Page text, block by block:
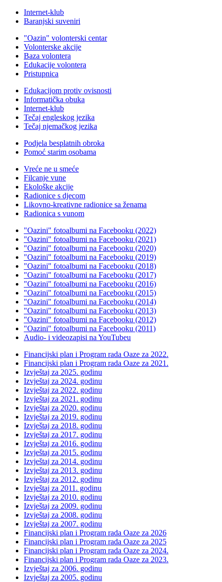
Internet-klub
Baranjski suveniri
"Oazin" volonterski centar
Volonterske akcije
Baza volontera
Edukacije volontera
Pristupnica
Edukacijom protiv ovisnosti
Informatička obuka
Internet-klub
Tečaj engleskog jezika
Tečaj njemačkog jezika
Podjela besplatnih obroka
Pomoć starim osobama
Vreće ne u smeće
Filcanje vune
Ekološke akcije
Radionice s djecom
Likovno-kreativne radionice sa ženama
Radionica s vunom
"Oazini" fotoalbumi na Facebooku (2022)
"Oazini" fotoalbumi na Facebooku (2021)
"Oazini" fotoalbumi na Facebooku (2020)
"Oazini" fotoalbumi na Facebooku (2019)
"Oazini" fotoalbumi na Facebooku (2018)
"Oazini" fotoalbumi na Facebooku (2017)
"Oazini" fotoalbumi na Facebooku (2016)
"Oazini" fotoalbumi na Facebooku (2015)
"Oazini" fotoalbumi na Facebooku (2014)
"Oazini" fotoalbumi na Facebooku (2013)
"Oazini" fotoalbumi na Facebooku (2012)
"Oazini" fotoalbumi na Facebooku (2011)
Audio- i videozapisi na YouTubeu
Financijski plan i Program rada Oaze za 2022.
Financijski plan i Program rada Oaze za 2021.
Izvještaj za 2025. godinu
Izvještaj za 2024. godinu
Izvještaj za 2022. godinu
Izvještaj za 2021. godinu
Izvještaj za 2020. godinu
Izvještaj za 2019. godinu
Izvještaj za 2018. godinu
Izvještaj za 2017. godinu
Izvještaj za 2016. godinu
Izvještaj za 2015. godinu
Izvještaj za 2014. godinu
Izvještaj za 2013. godinu
Izvještaj za 2012. godinu
Izvještaj za 2011. godinu
Izvještaj za 2010. godinu
Izvještaj za 2009. godinu
Izvještaj za 2008. godinu
Izvještaj za 2007. godinu
Financijski plan i Program rada Oaze za 2026
Financijski plan i Program rada Oaze za 2025
Financijski plan i Program rada Oaze za 2024.
Financijski plan i Program rada Oaze za 2023.
Izvještaj za 2006. godinu
Izvještaj za 2005. godinu